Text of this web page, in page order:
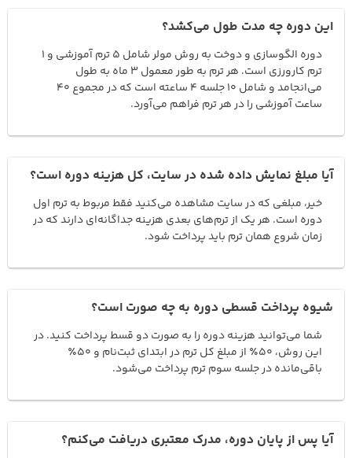
این دوره چه مدت طول می‌کشد؟
دوره الگوسازی و دوخت به روش مولر شامل ۵ ترم آموزشی و ۱
ترم کارورزی است. هر ترم به طور معمول ۳ ماه به طول
می‌انجامد و شامل ۱۰ جلسه ۴ ساعته است که در مجموع ۴۰
ساعت آموزشی را در هر ترم فراهم می‌آورد.
آیا مبلغ نمایش داده شده در سایت، کل هزینه دوره است؟
خیر، مبلغی که در سایت مشاهده می‌کنید فقط مربوط به ترم اول
دوره است. هر یک از ترم‌های بعدی هزینه جداگانه‌ای دارند که در
زمان شروع همان ترم باید پرداخت شود.
شیوه پرداخت قسطی دوره به چه صورت است؟
شما می‌توانید هزینه دوره را به صورت دو قسط پرداخت کنید. در
این روش، ۵۰٪ از مبلغ کل ترم در ابتدای ثبت‌نام و ۵۰٪
باقی‌مانده در جلسه سوم ترم پرداخت می‌شود.
آیا پس از پایان دوره، مدرک معتبری دریافت می‌کنم؟